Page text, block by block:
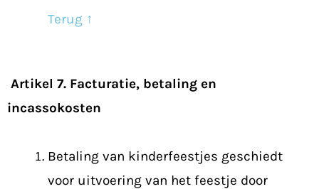
Terug ↑
Artikel 7. Facturatie, betaling en
incassokosten
Betaling van kinderfeestjes geschiedt
voor uitvoering van het feestje door